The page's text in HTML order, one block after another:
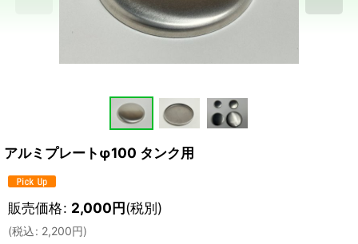
アルミプレートφ100 タンク用
販売価格: 2,000円(税別)
(税込: 2,200円)